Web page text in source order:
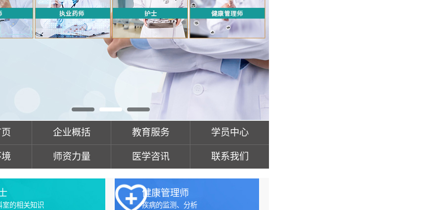
企业概括 教育服务 学员中心
师资力量 医学咨讯 联系我们
室的相关知识
健康管理师
疾病的监测、分析